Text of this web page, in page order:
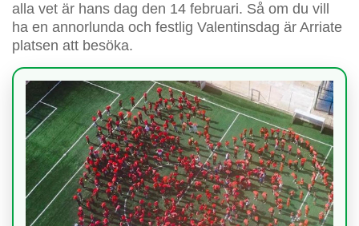
alla vet är hans dag den 14 februari. Så om du vill
ha en annorlunda och festlig Valentinsdag är Arriate
platsen att besöka.